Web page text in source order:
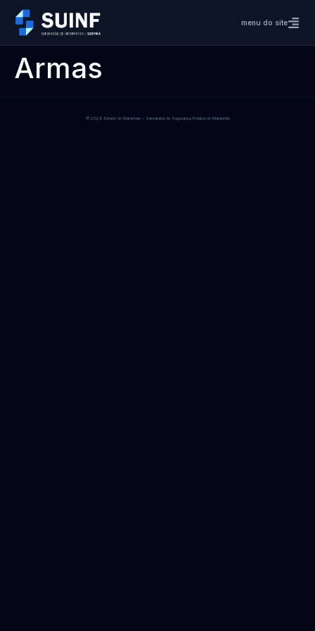
menu do site
Armas
© 2026 Estado do Maranhão – Secretaria de Segurança Pública do Maranhão